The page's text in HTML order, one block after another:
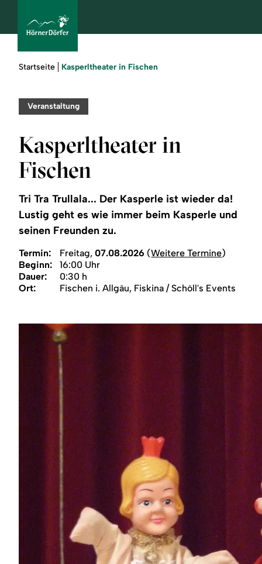
Urlaub
buchen
Sommer
Winter
Region
Sie
Startseite Kasperltheater in Fischen
Veranstaltung
Kasperltheater in
Fischen
Tri Tra Trullala... Der Kasperle ist wieder da!
Lustig geht es wie immer beim Kasperle und
seinen Freunden zu.
Termin: Freitag,07.08.2026 (Weitere Termine)
Beginn:
16:00 Uhr
Dauer:
0:30 h
Ort:
Fischen i. Allgäu, Fiskina / Schöll's Events